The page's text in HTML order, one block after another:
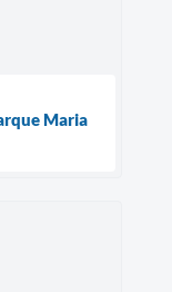
Maria